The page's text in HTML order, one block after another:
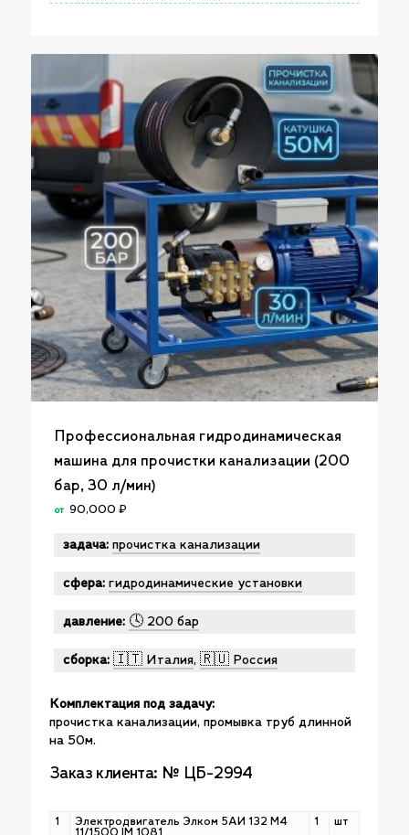
Профессиональная гидродинамическая
машина для прочистки канализации (200
бар, 30 л/мин)
от 90,000 ₽
задача: прочистка канализации
сфера: гидродинамические установки
давление: 🕓 200 бар
сборка: 🇮🇹 Италия, 🇷🇺 Россия
Комплектация под задачу:
прочистка канализации, промывка труб длинной
на 50м.
Заказ клиента: № ЦБ-2994
1
Электродвигатель Элком 5АИ 132 М4
1 шт